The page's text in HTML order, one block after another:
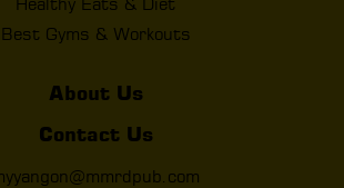
Best Gyms & Workouts
About Us
Contact Us